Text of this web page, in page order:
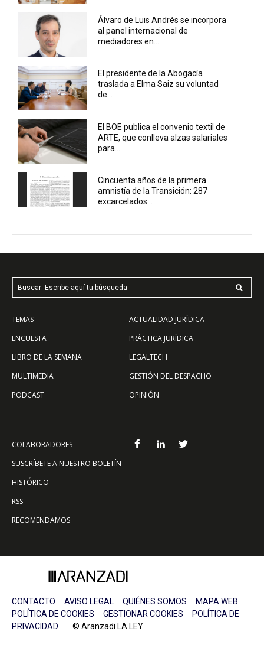
Álvaro de Luis Andrés se incorpora
al panel internacional de
mediadores en...
El presidente de la Abogacía
traslada a Elma Saiz su voluntad
de...
El BOE publica el convenio textil de
ARTE, que conlleva alzas salariales
para...
Cincuenta años de la primera
amnistía de la Transición: 287
excarcelados...
Buscar: Escribe aquí tu búsqueda
TEMAS
ENCUESTA
LIBRO DE LA SEMANA
MULTIMEDIA
PODCAST
ACTUALIDAD JURÍDICA
PRÁCTICA JURÍDICA
LEGALTECH
GESTIÓN DEL DESPACHO
OPINIÓN
COLABORADORES
SUSCRÍBETE A NUESTRO BOLETÍN
HISTÓRICO
RSS
RECOMENDAMOS
CONTACTO AVISO LEGAL QUIÉNES SOMOS
MAPA WEB
POLÍTICA DE COOKIES
GESTIONAR COOKIES
POLÍTICA DE
PRIVACIDAD © Aranzadi LA LEY